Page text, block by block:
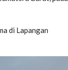
di Lapangan